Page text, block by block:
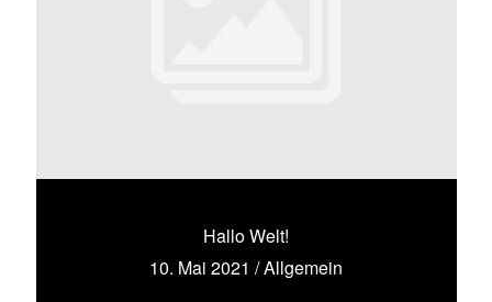
Hallo Welt!
10. Mai 2021 /Allgemein